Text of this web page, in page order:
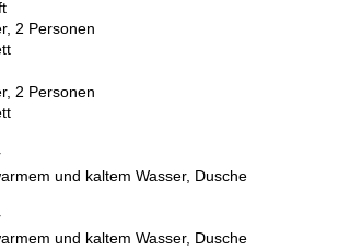
2 Personen
2 Personen
und kaltem Wasser, Dusche
und kaltem Wasser, Dusche